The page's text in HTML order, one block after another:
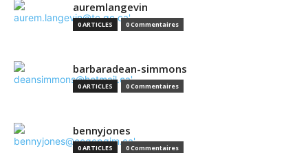
auremlangevin
0 ARTICLES 0 Commentaires
barbaradean-simmons
0 ARTICLES 0 Commentaires
bennyjones
0 ARTICLES 0 Commentaires